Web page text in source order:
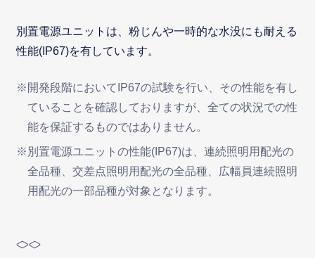
別置電源ユニットは、粉じんや一時的な水没にも耐える
性能(IP67)を有しています。
※開発段階においてIP67の試験を行い、その性能を有し
ていることを確認しておりますが、全ての状況での性
能を保証するものではありません。
※別置電源ユニットの性能(IP67)は、連続照明用配光の
全品種、交差点照明用配光の全品種、広幅員連続照明
用配光の一部品種が対象となります。